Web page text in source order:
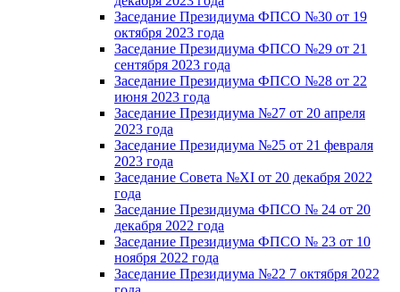
Заседание Президиума ФПСО №30 от 19
октября 2023 года
Заседание Президиума ФПСО №29 от 21
сентября 2023 года
Заседание Президиума ФПСО №28 от 22
июня 2023 года
Заседание Президиума №27 от 20 апреля
2023 года
Заседание Президиума №25 от 21 февраля
2023 года
Заседание Совета №XI от 20 декабря 2022
года
Заседание Президиума ФПСО № 24 от 20
декабря 2022 года
Заседание Президиума ФПСО № 23 от 10
ноября 2022 года
Заседание Президиума №22 7 октября 2022